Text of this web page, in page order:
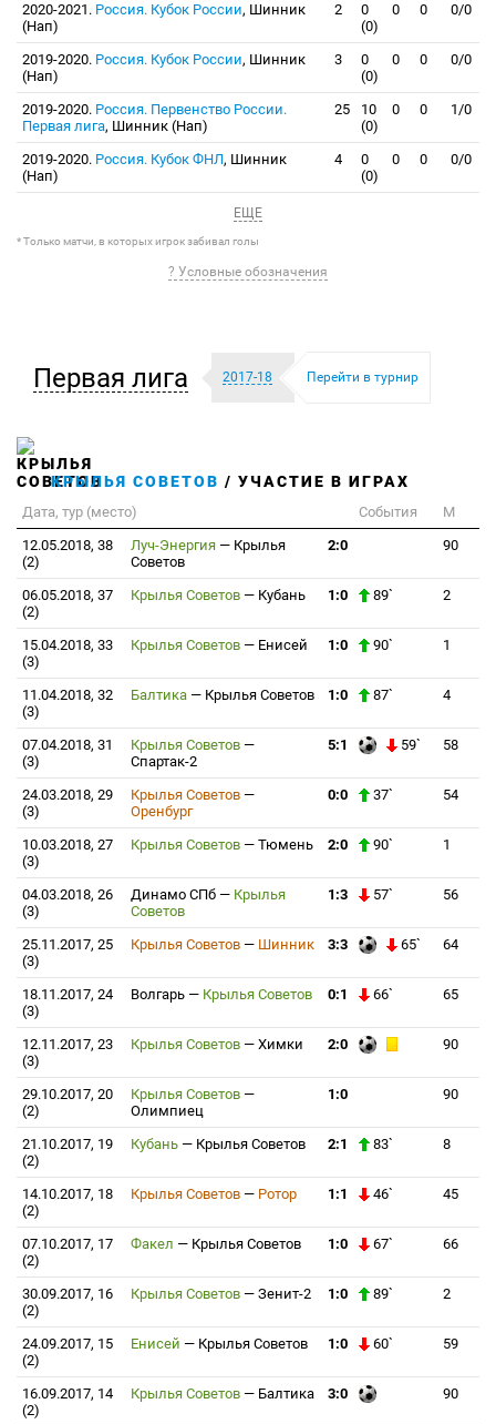
2020-2021. Россия. Кубок России, Шинник
(Нап)
2
0
(0)
0 0 0/0
2019-2020. Россия. Кубок России, Шинник
(Нап)
3
0
(0)
0 0 0/0
2019-2020. Россия. Первенство России.
Первая лига, Шинник (Нап)
25
10
(0)
0 0 1/0
2019-2020. Россия. Кубок ФНЛ, Шинник
(Нап)
4
0
(0)
0 0 0/0
ЕЩЕ
* Только матчи, в которых игрок забивал голы
? Условные обозначения
Первая лига 2017-18 Перейти в турнир
КРЫЛЬЯ СОВЕТОВ / УЧАСТИЕ В ИГРАХ
Дата, тур (место) События
М
12.05.2018, 38
(2)
Луч-Энергия — Крылья
Советов
2:0 90
06.05.2018, 37
(2)
Крылья Советов — Кубань 1:0 89` 2
15.04.2018, 33
(3)
Крылья Советов — Енисей 1:0 90` 1
11.04.2018, 32
(3)
Балтика — Крылья Советов 1:0 87` 4
07.04.2018, 31
(3)
Крылья Советов —
Спартак-2
5:1 59` 58
24.03.2018, 29
(3)
Крылья Советов —
Оренбург
0:0 37` 54
10.03.2018, 27
(3)
Крылья Советов — Тюмень 2:0 90` 1
04.03.2018, 26
(3)
Динамо СПб — Крылья
Советов
1:3 57` 56
25.11.2017, 25
(3)
Крылья Советов — Шинник 3:3 65` 64
18.11.2017, 24
(3)
Волгарь — Крылья Советов 0:1 66` 65
12.11.2017, 23
(3)
Крылья Советов — Химки 2:0 90
29.10.2017, 20
(2)
Крылья Советов —
Олимпиец
1:0 90
21.10.2017, 19
(2)
Кубань — Крылья Советов 2:1 83` 8
14.10.2017, 18
(2)
Крылья Советов — Ротор 1:1 46` 45
07.10.2017, 17
(2)
Факел — Крылья Советов 1:0 67` 66
30.09.2017, 16
(2)
Крылья Советов — Зенит-2 1:0 89` 2
24.09.2017, 15
(2)
Енисей — Крылья Советов 1:0 60` 59
16.09.2017, 14
(2)
Крылья Советов — Балтика 3:0 90